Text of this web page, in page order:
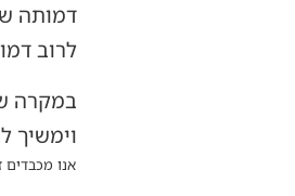
דמותה
לרוב
במקרה
וימשיך
אנו מכבדים